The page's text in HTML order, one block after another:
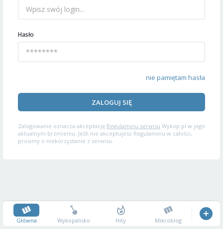
Hasło
nie pamiętam hasła
ZALOGUJ SIĘ
Zalogowanie oznacza akceptację Regulaminu serwisu Wykop.pl w jego
aktualnym brzmieniu. Jeśli nie akceptujesz Regulaminu w całości,
prosimy o niekorzystanie z serwisu.
Główna Wykopalisko Hity Mikroblog